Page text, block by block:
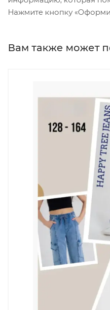
Нажмите кнопку
Вам также может